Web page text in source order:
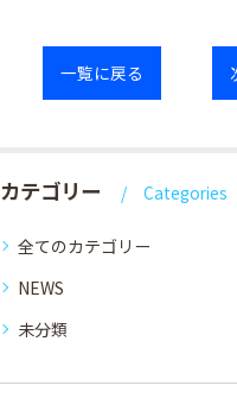
一覧に戻る
カテゴリー Categories
全てのカテゴリー
NEWS
未分類